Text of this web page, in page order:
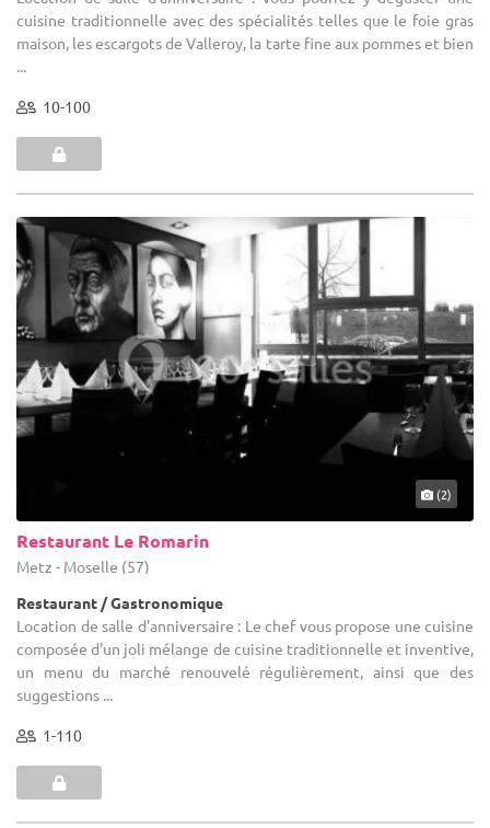
cuisine traditionnelle avec des spécialités telles que le foie gras
maison, les escargots de Valleroy, la tarte fine aux pommes et bien
...
10-100
(2)
Restaurant Le Romarin
Metz - Moselle (57)
Restaurant / Gastronomique
Location de salle d'anniversaire : Le chef vous propose une cuisine
composée d'un joli mélange de cuisine traditionnelle et inventive,
un menu du marché renouvelé régulièrement, ainsi que des
suggestions ...
1-110